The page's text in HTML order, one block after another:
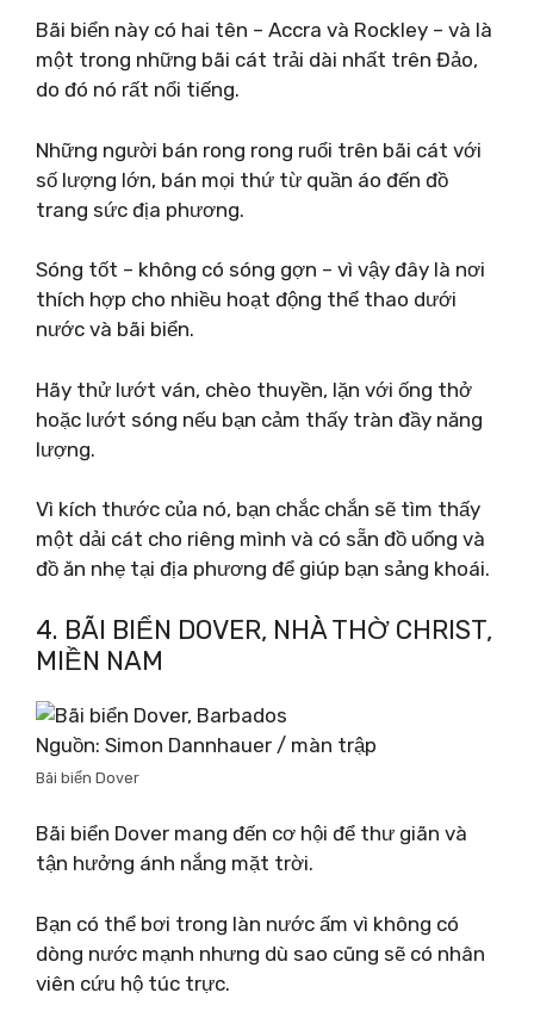
Bãi biển này có hai tên – Accra và Rockley – và là
một trong những bãi cát trải dài nhất trên Đảo,
do đó nó rất nổi tiếng.
Những người bán rong rong ruổi trên bãi cát với
số lượng lớn, bán mọi thứ từ quần áo đến đồ
trang sức địa phương.
Sóng tốt – không có sóng gợn – vì vậy đây là nơi
thích hợp cho nhiều hoạt động thể thao dưới
nước và bãi biển.
Hãy thử lướt ván, chèo thuyền, lặn với ống thở
hoặc lướt sóng nếu bạn cảm thấy tràn đầy năng
lượng.
Vì kích thước của nó, bạn chắc chắn sẽ tìm thấy
một dải cát cho riêng mình và có sẵn đồ uống và
đồ ăn nhẹ tại địa phương để giúp bạn sảng khoái.
4. BÃI BIỂN DOVER, NHÀ THỜ CHRIST,
MIỀN NAM
Nguồn: Simon Dannhauer / màn trập
Bãi biển Dover
Bãi biển Dover mang đến cơ hội để thư giãn và
tận hưởng ánh nắng mặt trời.
Bạn có thể bơi trong làn nước ấm vì không có
dòng nước mạnh nhưng dù sao cũng sẽ có nhân
viên cứu hộ túc trực.